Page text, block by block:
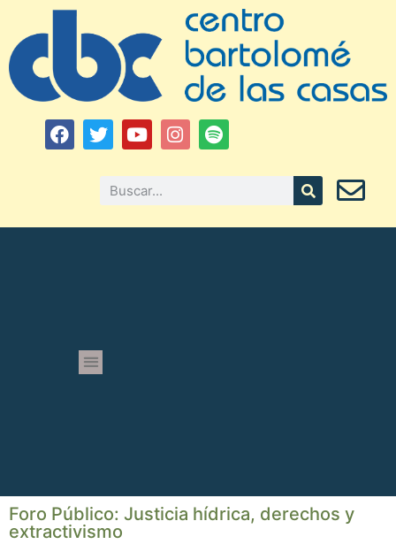
Foro Público: Justicia hídrica, derechos y
extractivismo